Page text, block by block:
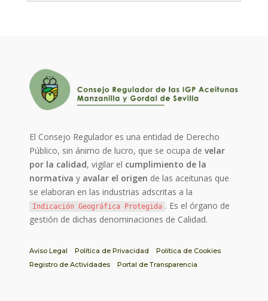
El Consejo Regulador es una entidad de Derecho
Público, sin ánimo de lucro, que se ocupa develar
por la calidad, vigilar el cumplimiento de la
normativa y avalar el origen de las aceitunas que
se elaboran en las industrias adscritas a la
Indicación Geográfica Protegida . Es el órgano de
gestión de dichas denominaciones de Calidad.
Aviso Legal Política de Privacidad
Política de Cookies
Registro de Actividades
Portal de Transparencia